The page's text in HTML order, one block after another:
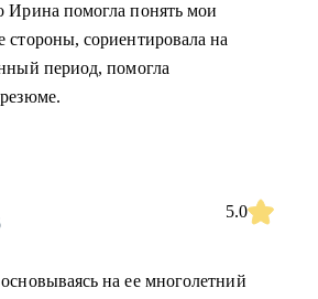
Ирина помогла понять мои
стороны, сориентировала на
период, помогла
5.0
на ее многолетний